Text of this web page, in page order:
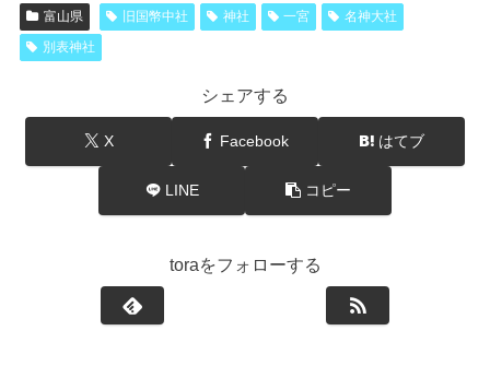
富山県 旧国幣中社 神社 一宮
名神大社
別表神社
シェアする
X Facebook はてブ
LINE コピー
toraをフォローする